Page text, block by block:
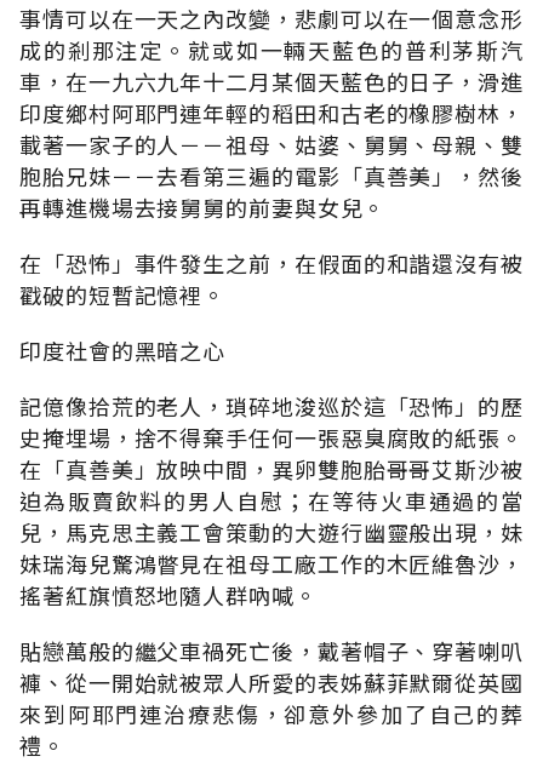
事情可以在一天之內改變，悲劇可以在一個意念形
成的剎那注定。就或如一輛天藍色的普利茅斯汽
車，在一九六九年十二月某個天藍色的日子，滑進
印度鄉村阿耶門連年輕的稻田和古老的橡膠樹林，
載著一家子的人－－祖母、姑婆、舅舅、母親、雙
胞胎兄妹－－去看第三遍的電影「真善美」，然後
再轉進機場去接舅舅的前妻與女兒。
在「恐怖」事件發生之前，在假面的和諧還沒有被
戳破的短暫記憶裡。
印度社會的黑暗之心
記億像拾荒的老人，瑣碎地浚巡於這「恐怖」的歷
史掩埋場，捨不得棄手任何一張惡臭腐敗的紙張。
在「真善美」放映中間，異卵雙胞胎哥哥艾斯沙被
迫為販賣飲料的男人自慰；在等待火車通過的當
兒，馬克思主義工會策動的大遊行幽靈般出現，妹
妹瑞海兒驚鴻瞥見在祖母工廠工作的木匠維魯沙，
搖著紅旗憤怒地隨人群吶喊。
貼戀萬般的繼父車禍死亡後，戴著帽子、穿著喇叭
褲、從一開始就被眾人所愛的表姊蘇菲默爾從英國
來到阿耶門連治療悲傷，卻意外參加了自己的葬
禮。